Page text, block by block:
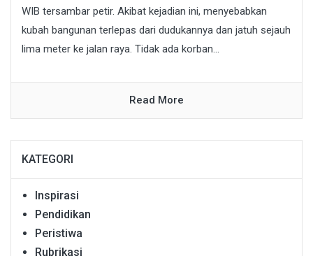
WIB tersambar petir. Akibat kejadian ini, menyebabkan
kubah bangunan terlepas dari dudukannya dan jatuh sejauh
lima meter ke jalan raya. Tidak ada korban...
Read More
KATEGORI
Inspirasi
Pendidikan
Peristiwa
Rubrikasi